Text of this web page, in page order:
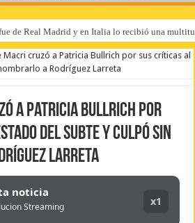
de Real Madrid y en Italia lo recibió una
Macri cruzó a Patricia Bullrich por sus críticas al
a Rodríguez Larreta
a Patricia Bullrich por
del subte y culpó sin
Larreta
noticia
Streaming x1